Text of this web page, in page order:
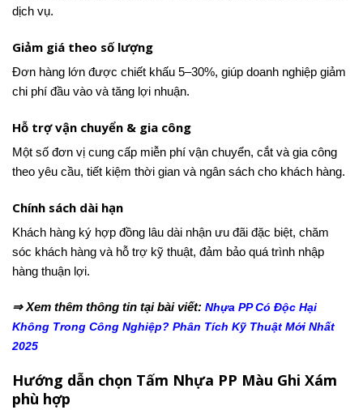
dịch vụ.
Giảm giá theo số lượng
Đơn hàng lớn được chiết khấu 5–30%, giúp doanh nghiệp giảm
chi phí đầu vào và tăng lợi nhuận.
Hỗ trợ vận chuyển & gia công
Một số đơn vị cung cấp miễn phí vận chuyển, cắt và gia công
theo yêu cầu, tiết kiệm thời gian và ngân sách cho khách hàng.
Chính sách dài hạn
Khách hàng ký hợp đồng lâu dài nhận ưu đãi đặc biệt, chăm
sóc khách hàng và hỗ trợ kỹ thuật, đảm bảo quá trình nhập
hàng thuận lợi.
⇒ Xem thêm thông tin tại bài viết: Nhựa PP Có Độc Hại
Không Trong Công Nghiệp? Phân Tích Kỹ Thuật Mới Nhất
2025
Hướng dẫn chọn Tấm Nhựa PP Màu Ghi Xám
phù hợp